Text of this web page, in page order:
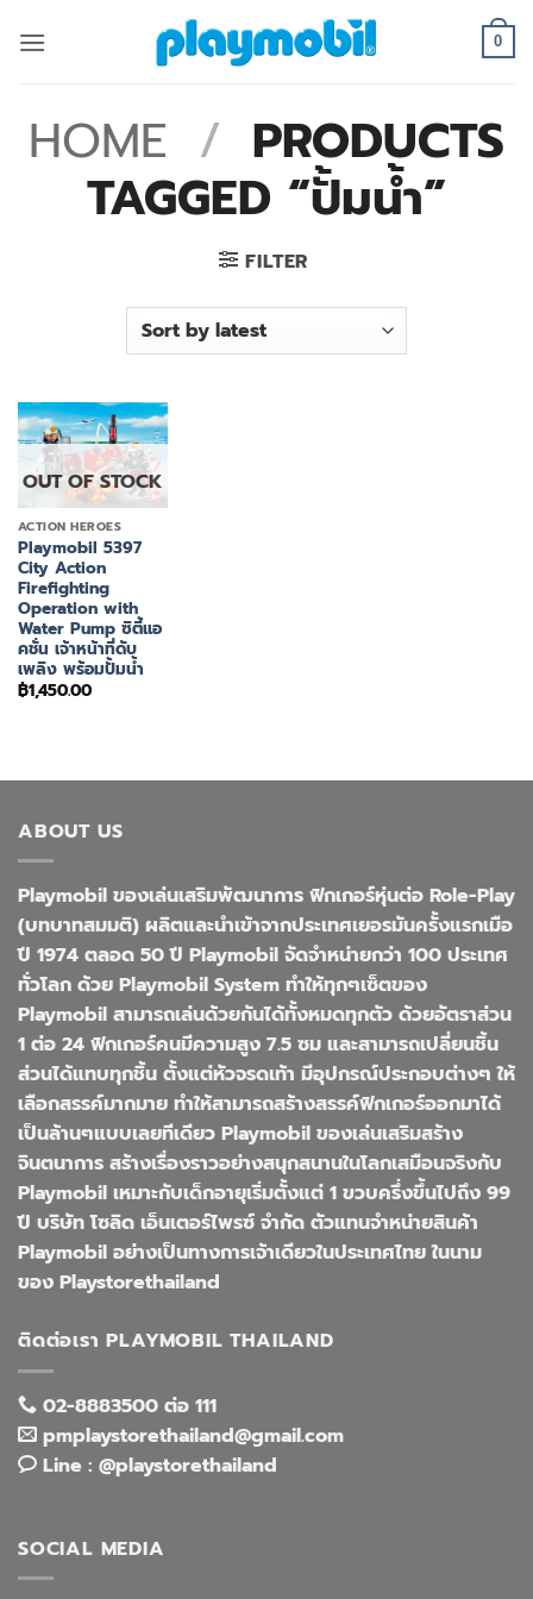
0
HOME / PRODUCTS
TAGGED “ปั้มน้ำ”
FILTER
OUT OF STOCK
ACTION HEROES
Playmobil 5397
City Action
Firefighting
Operation with
Water Pump ซิตี้แอ
คชั่น เจ้าหน้าที่ดับ
เพลิง พร้อมปั้มน้ำ
฿1,450.00
ABOUT US
Playmobil ของเล่นเสริมพัฒนาการ ฟิกเกอร์หุ่นต่อ Role-Play
(บทบาทสมมติ) ผลิตและนำเข้าจากประเทศเยอรมันครั้งแรกเมือ
ปี 1974 ตลอด 50 ปี Playmobil จัดจำหน่ายกว่า 100 ประเทศ
ทั่วโลก ด้วย Playmobil System ทำให้ทุกๆเซ็ตของ
Playmobil สามารถเล่นด้วยกันได้ทั้งหมดทุกตัว ด้วยอัตราส่วน
1 ต่อ 24 ฟิกเกอร์คนมีความสูง 7.5 ซม และสามารถเปลี่ยนชิ้น
ส่วนได้แทบทุกชิ้น ตั้งแต่หัวจรดเท้า มีอุปกรณ์ประกอบต่างๆ ให้
เลือกสรรค์มากมาย ทำให้สามารถสร้างสรรค์ฟิกเกอร์ออกมาได้
เป็นล้านๆแบบเลยทีเดียว Playmobil ของเล่นเสริมสร้าง
จินตนาการ สร้างเรื่องราวอย่างสนุกสนานในโลกเสมือนจริงกับ
Playmobil เหมาะกับเด็กอายุเริ่มตั้งแต่ 1 ขวบครึ่งขึ้นไปถึง 99
ปี บริษัท โซลิด เอ็นเตอร์ไพรซ์ จำกัด ตัวแทนจำหน่ายสินค้า
Playmobil อย่างเป็นทางการเจ้าเดียวในประเทศไทย ในนาม
ของ Playstorethailand
ติดต่อเรา PLAYMOBIL THAILAND
02-8883500 ต่อ 111
pmplaystorethailand@gmail.com
Line : @playstorethailand
SOCIAL MEDIA